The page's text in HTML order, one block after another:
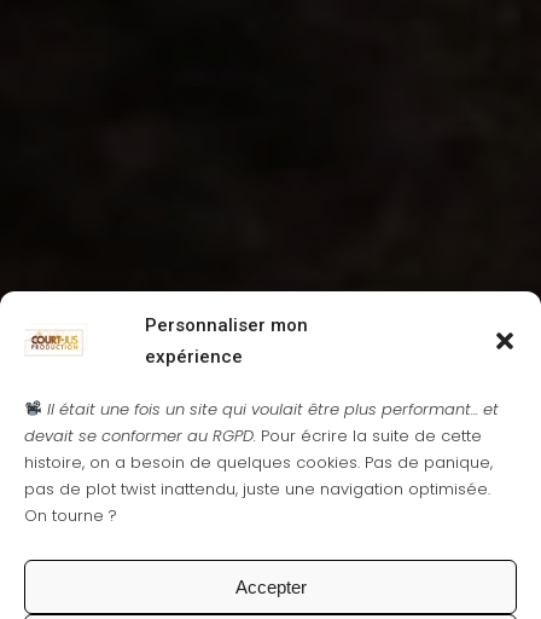
Personnaliser mon
expérience
Il était une fois un site qui voulait être plus performant... et
devait se conformer au RGPD. Pour écrire la suite de cette
histoire, on a besoin de quelques cookies. Pas de panique,
pas de plot twist inattendu, juste une navigation optimisée.
On tourne ?
Accepter